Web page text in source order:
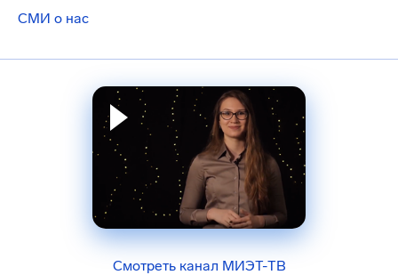
СМИ о нас
Смотреть канал МИЭТ-ТВ